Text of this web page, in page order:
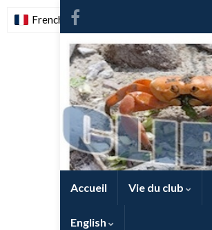
Accueil Vie du club
English
French -FR